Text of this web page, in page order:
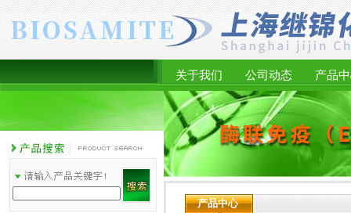
关于我们 公司动态 产品
产品中心